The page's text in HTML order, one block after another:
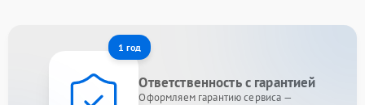
1 год
Ответственность с гарантией
Оформляем гарантию сервиса —